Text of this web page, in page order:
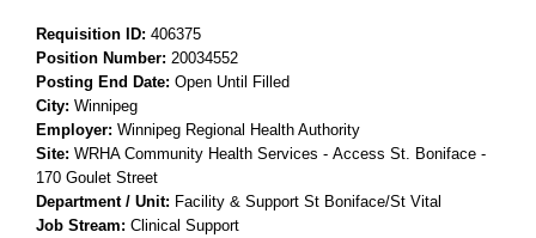
Requisition ID: 406375
Position Number: 20034552
Posting End Date: Open Until Filled
City: Winnipeg
Employer: Winnipeg Regional Health Authority
Site: WRHA Community Health Services - Access St. Boniface -
170 Goulet Street
Department / Unit: Facility & Support St Boniface/St Vital
Job Stream: Clinical Support